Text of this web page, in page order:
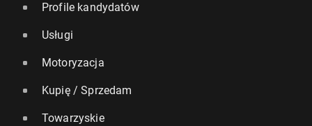
Profile kandydatów
Usługi
Motoryzacja
Kupię / Sprzedam
Towarzyskie